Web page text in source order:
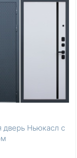
дверь Ньюкасл с